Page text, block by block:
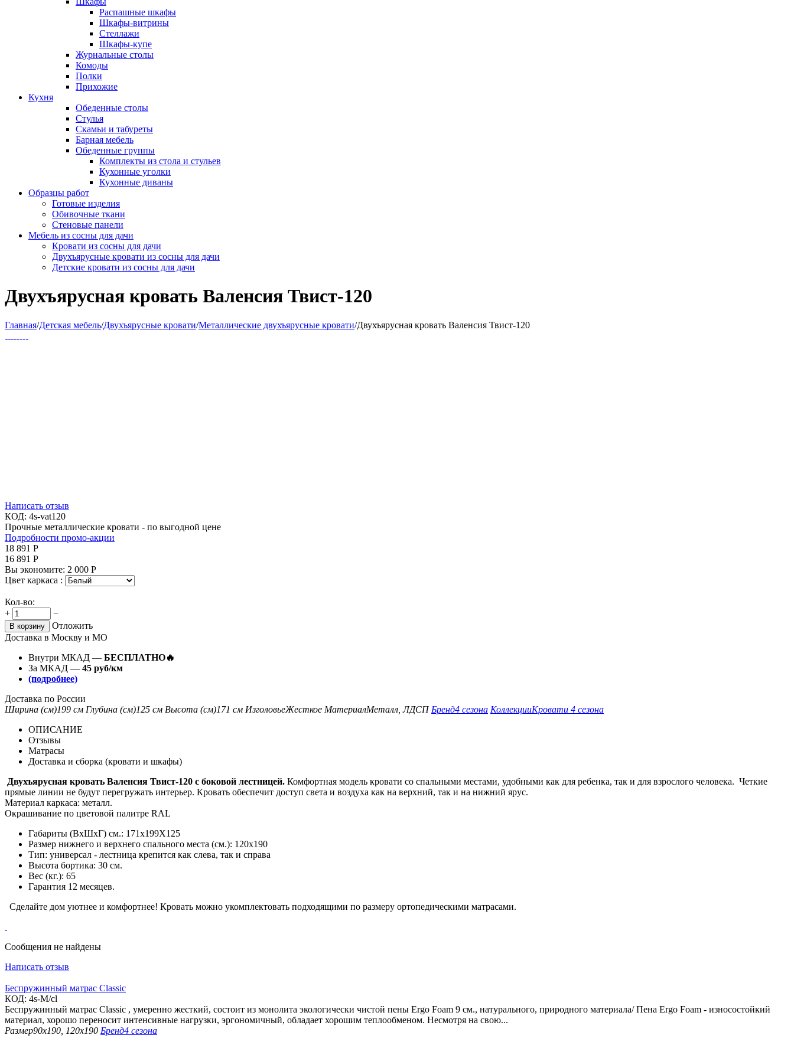
Распашные шкафы
Шкафы-витрины
Стеллажи
Шкафы-купе
Журнальные столы
Комоды
Полки
Прихожие
Кухня
Обеденные столы
Стулья
Скамьи и табуреты
Барная мебель
Обеденные группы
Комплекты из стола и стульев
Кухонные уголки
Кухонные диваны
Образцы работ
Готовые изделия
Обивочные ткани
Стеновые панели
Мебель из сосны для дачи
Кровати из сосны для дачи
Двухъярусные кровати из сосны для дачи
Детские кровати из сосны для дачи
Двухъярусная кровать Валенсия Твист-120
Главная/Детская мебель/Двухъярусные кровати/Металлические двухъярусные кровати/Двухъярусная кровать Валенсия Твист-120
Написать отзыв
КОД: 4s-vat120
Прочные металлические кровати - по выгодной цене
Подробности промо-акции
18 891 Р
16 891 Р
Вы экономите: 2 000 Р
Цвет каркаса :
Кол-во:
+
−
В корзину
Отложить
Доставка в Москву и МО
Внутри МКАД — БЕСПЛАТНО🔥
За МКАД — 45 руб/км
(подробнее)
Доставка по России
Ширина (см)199 см Глубина (см)125 см Высота (см)171 см ИзголовьеЖесткое МатериалМеталл, ЛДСП Бренд4 сезона КоллекцииКровати 4 сезона
ОПИСАНИЕ
Отзывы
Матрасы
Доставка и сборка (кровати и шкафы)
Двухъярусная кровать Валенсия Твист-120 с боковой лестницей. Комфортная модель кровати со спальными местами, удобными как для ребенка, так и для взрослого человека. Четкие
прямые линии не будут перегружать интерьер. Кровать обеспечит доступ света и воздуха как на верхний, так и на нижний ярус.
Материал каркаса: металл.
Окрашивание по цветовой палитре RAL
Габариты (ВхШхГ) см.: 171х199Х125
Размер нижнего и верхнего спального места (см.): 120х190
Тип: универсал - лестница крепится как слева, так и справа
Высота бортика: 30 см.
Вес (кг.): 65
Гарантия 12 месяцев.
Сделайте дом уютнее и комфортнее! Кровать можно укомплектовать подходящими по размеру ортопедическими матрасами.
Сообщения не найдены
Написать отзыв
Беспружинный матрас Classic
КОД: 4s-M/cl
Беспружинный матрас Classic , умеренно жесткий, состоит из монолита экологически чистой пены Ergo Foam 9 см., натурального, природного материала/ Пена Ergo Foam - износостойкий
материал, хорошо переносит интенсивные нагрузки, эргономичный, обладает хорошим теплообменом. Несмотря на свою...
Размер90х190, 120х190 Бренд4 сезона